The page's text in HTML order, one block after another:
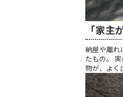
「家
納屋や離れ
たもの。
物が、よく